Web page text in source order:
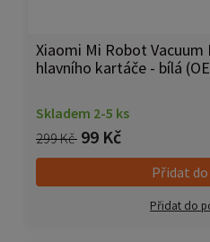
Xiaomi Mi Robot
hlavního kartáče - bílá
Skladem 2-5 ks
299 Kč 99 Kč
Přidat
Přidat do